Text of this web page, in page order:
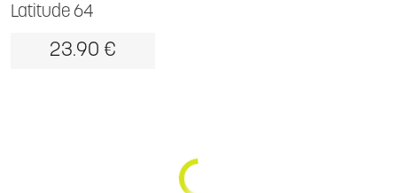
Latitude 64
23.90 €